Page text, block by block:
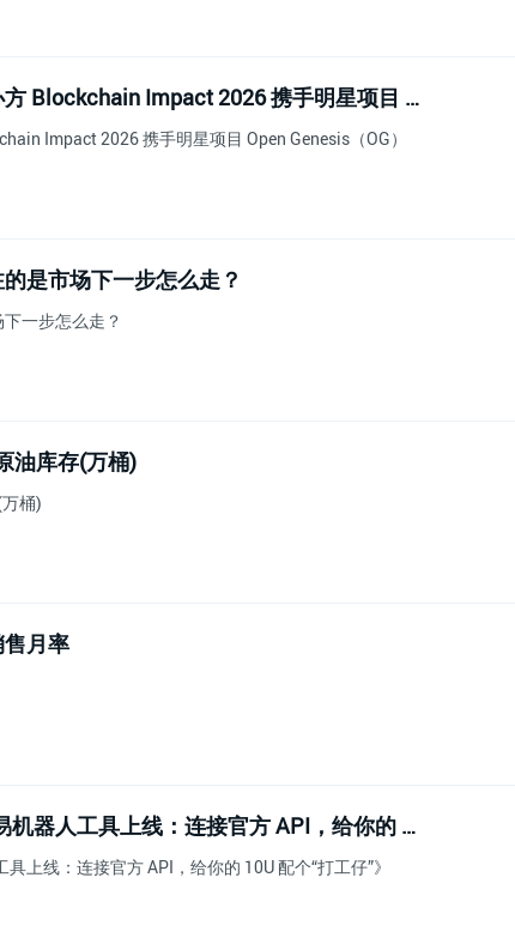
领航东南亚 Web3 新生态！主办方 Blockchain Impact 2026 携手明星项目 Open Genesis（OG）引爆马尼拉
Impact 2026 携手明星项目 Open Genesis（OG）
是市场下一步怎么走？
一步怎么走？
油库存(万桶)
桶)
月率
《WEEX Labs 搞事情！全新交易机器人工具上线：连接官方 API，给你的 10U 配个“打工仔”》
上线：连接官方 API，给你的 10U 配个“打工仔”》